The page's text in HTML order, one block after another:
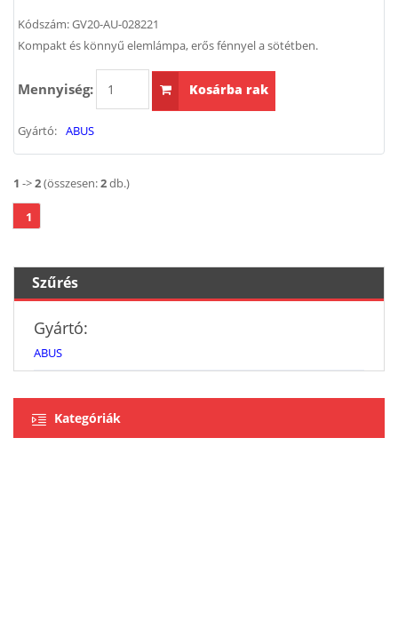
Kódszám:GV20-AU-028221
Kompakt és könnyű elemlámpa, erős fénnyel a sötétben.
Mennyiség: Kosárba rak
Gyártó: ABUS
1 ->2(összesen:2db.)
1
Szűrés
Gyártó:
ABUS
Kategóriák